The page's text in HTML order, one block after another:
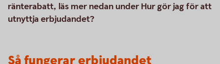
ränterabatt, läs mer nedan under Hur gör jag för att
utnyttja erbjudandet?